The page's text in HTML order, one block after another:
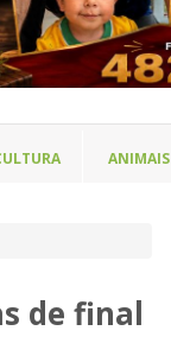
ANIMAIS
de final